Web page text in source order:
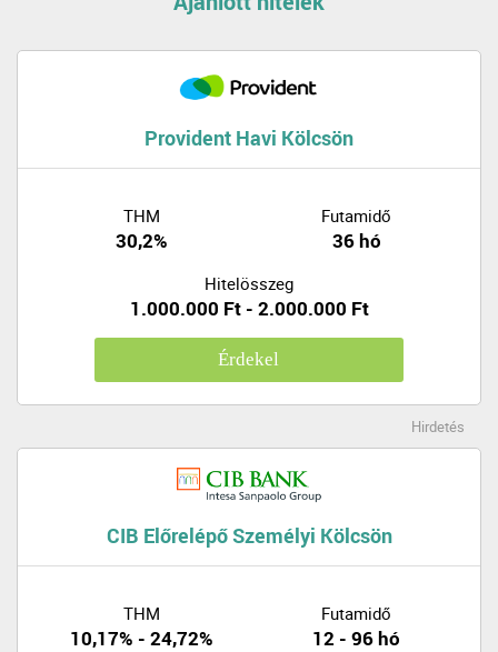
Provident Havi Kölcsön
THM
30,2%
Futamidő
36 hó
Hitelösszeg
1.000.000 Ft - 2.000.000 Ft
Érdekel
Hirdetés
CIB Előrelépő Személyi Kölcsön
THM
10,17% - 24,72%
Futamidő
12 - 96 hó